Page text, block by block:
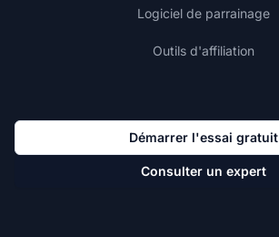
Logiciel de parrainage
Outils d'affiliation
Démarrer l'essai gratuit
Consulter un expert